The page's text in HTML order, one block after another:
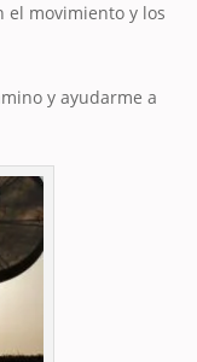
el movimiento y los
y ayudarme a